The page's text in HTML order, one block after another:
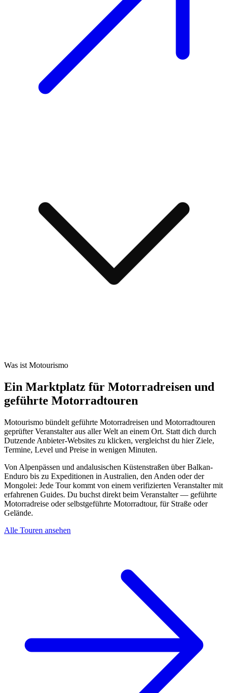
Was ist Motourismo
Ein Marktplatz für Motorradreisen und
geführte Motorradtouren
Motourismo bündelt geführte Motorradreisen und Motorradtouren
geprüfter Veranstalter aus aller Welt an einem Ort. Statt dich durch
Dutzende Anbieter-Websites zu klicken, vergleichst du hier Ziele,
Termine, Level und Preise in wenigen Minuten.
Von Alpenpässen und andalusischen Küstenstraßen über Balkan-
Enduro bis zu Expeditionen in Australien, den Anden oder der
Mongolei: Jede Tour kommt von einem verifizierten Veranstalter mit
erfahrenen Guides. Du buchst direkt beim Veranstalter — geführte
Motorradreise oder selbstgeführte Motorradtour, für Straße oder
Gelände.
Alle Touren ansehen